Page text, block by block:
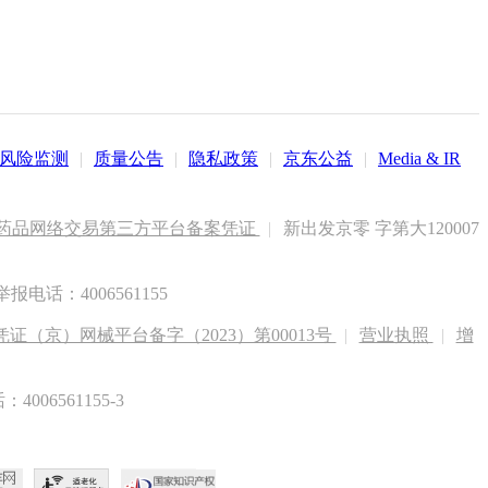
风险监测 | 质量公告 | 隐私政策 | 京东公益 | Media & IR
品网络交易第三方平台备案凭证 |
新出发京零 字第大120007
报电话：4006561155
证（京）网械平台备字（2023）第00013号 | 营业执照 |
增
4006561155-3